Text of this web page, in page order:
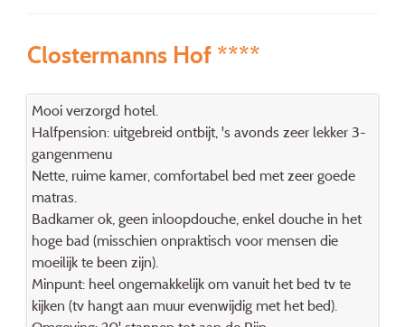
Clostermanns Hof ****
Mooi verzorgd hotel.
Halfpension: uitgebreid ontbijt, 's avonds zeer lekker 3-
gangenmenu
Nette, ruime kamer, comfortabel bed met zeer goede
matras.
Badkamer ok, geen inloopdouche, enkel douche in het
hoge bad (misschien onpraktisch voor mensen die
moeilijk te been zijn).
Minpunt: heel ongemakkelijk om vanuit het bed tv te
kijken (tv hangt aan muur evenwijdig met het bed).